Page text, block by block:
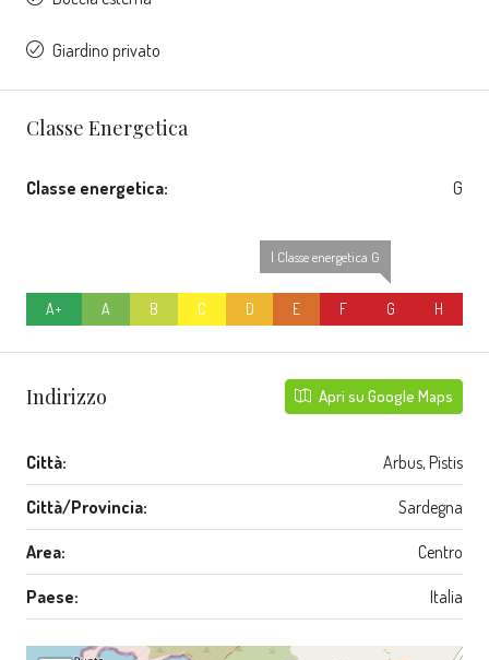
Giardino privato
Classe Energetica
Classe energetica: G
A+ A B C D E F
| Classe energetica G
G H
Indirizzo Apri su Google Maps
Città: Arbus, Pistis
Città/Provincia: Sardegna
Area: Centro
Paese: Italia